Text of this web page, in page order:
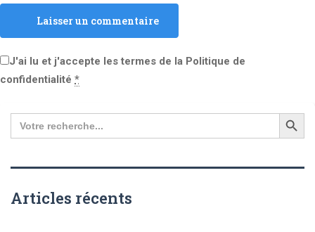
Laisser un commentaire
J'ai lu et j'accepte les termes de la Politique de
confidentialité *
Search
for:
Articles récents